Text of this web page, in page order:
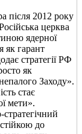
після 2012 року
церква
ядерної
як гарант
стратегії РФ
як
Заходу».
стає
мети».
до